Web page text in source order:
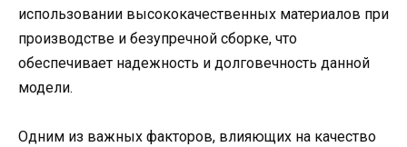
использовании высококачественных материалов при
производстве и безупречной сборке, что
обеспечивает надежность и долговечность данной
модели.
Одним из важных факторов, влияющих на качество